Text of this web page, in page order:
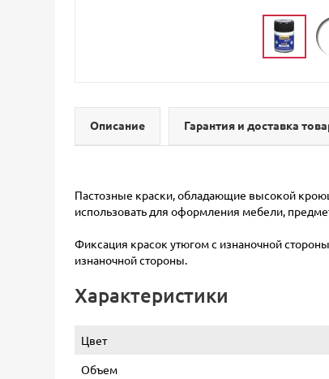
Описание Гарантия и доставка
Пастозные краски, обладающие высокой
использовать для оформления мебели,
Фиксация красок утюгом с изнаночной
изнаночной стороны.
Характеристики
Цвет
Объем